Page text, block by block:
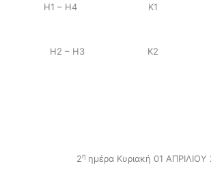
Η1 – Η4 Κ1
Η2 – Η3 Κ2
2η ημέρα Κυριακή 01 ΑΠΡΙΛΙΟΥ